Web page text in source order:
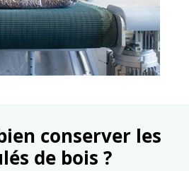
conserver les
de bois ?